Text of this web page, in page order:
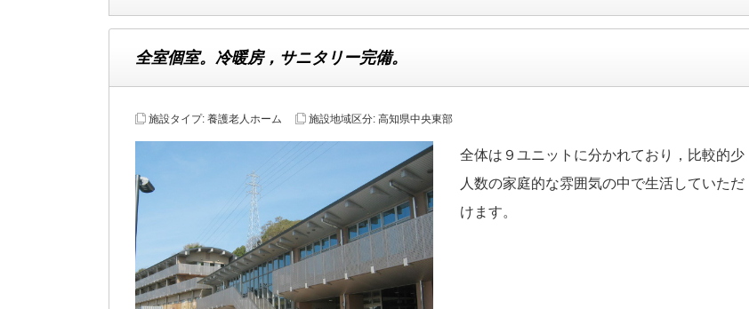
全室個室。冷暖房，サニタリー完備。
施設タイプ: 養護老人ホーム 施設地域区分: 高知県中央東部
全体は９ユニットに分かれており，比較的少
人数の家庭的な雰囲気の中で生活していただ
けます。